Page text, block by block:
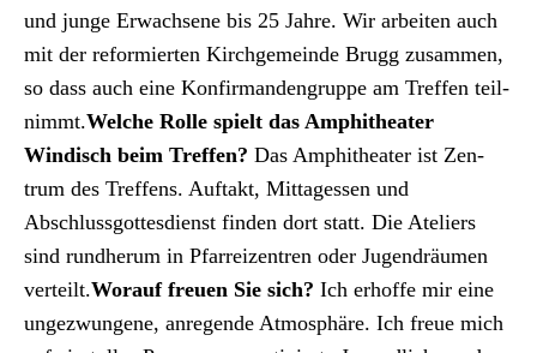
und junge Erwach­sene bis 25 Jahre. Wir arbeit­en auch
mit der reformierten Kirchge­meinde Brugg zusam­men,
so dass auch eine Kon­fir­man­den­gruppe am Tre­f­fen teil­
nimmt.Welche Rolle spielt das Amphithe­ater
Windisch beim Tre­f­fen? Das Amphithe­ater ist Zen­
trum des Tre­f­fens. Auf­takt, Mit­tagessen und
Abschlussgottes­di­enst find­en dort statt. Die Ate­liers
sind rund­herum in Pfar­reizen­tren oder Jugen­dräu­men
verteilt.Worauf freuen Sie sich? Ich erhoffe mir eine
ungezwun­gene, anre­gende Atmo­sphäre. Ich freue mich